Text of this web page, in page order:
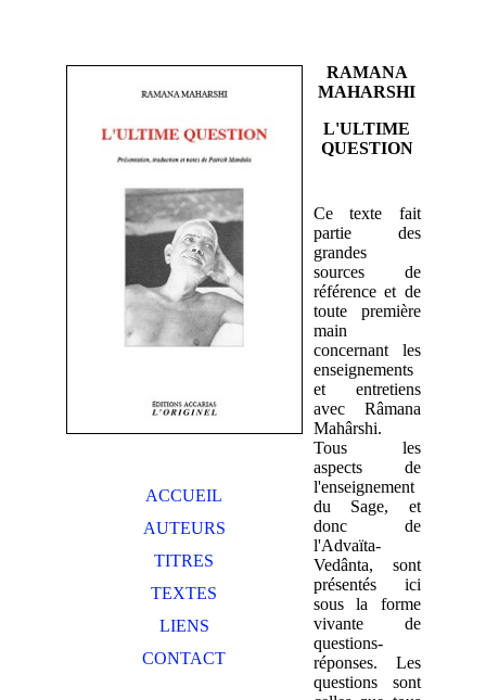
ACCUEIL
AUTEURS
TITRES
TEXTES
LIENS
CONTACT
RAMANA
MAHARSHI
L'ULTIME
QUESTION
Ce texte fait
partie des
grandes
sources de
référence et de
toute première
main
concernant les
enseignements
et entretiens
avec Râmana
Mahârshi.
Tous les
aspects de
l'enseignement
du Sage, et
donc de
l'Advaïta-
Vedânta, sont
présentés ici
sous la forme
vivante de
questions-
réponses. Les
questions sont